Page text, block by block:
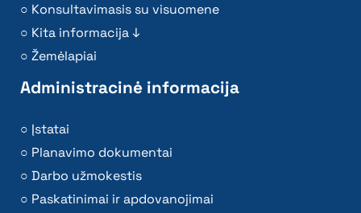
Konsultavimasis su visuomene
Kita informacija ↓
Žemėlapiai
Administracinė informacija
Įstatai
Planavimo dokumentai
Darbo užmokestis
Paskatinimai ir apdovanojimai